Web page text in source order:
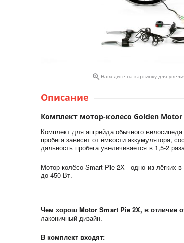
 Наведите на картинку для
Описание
Комплект мотор-колесо Golden Motor
Комплект для апгрейда обычного
пробега зависит от ёмкости аккумулятора,
дальность пробега увеличивается в 1,5-2
Мотор-колёсо Smart Pie 2X - одно из лёгких
до 450 Вт.
Чем хорош Motor Smart Pie 2X, в отличие
лаконичный дизайн.
В комплект входят: